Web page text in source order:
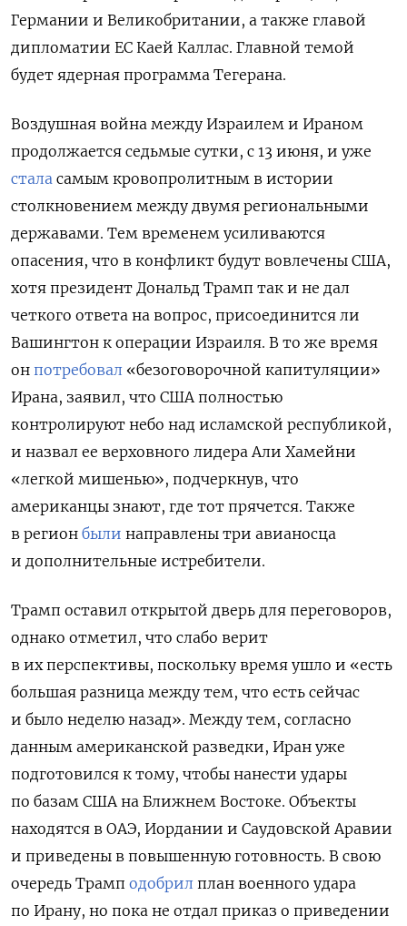
Германии и Великобритании, а также главой
дипломатии ЕС Каей Каллас. Главной темой
будет ядерная программа Тегерана.
Воздушная война между Израилем и Ираном
продолжается седьмые сутки, с 13 июня, и уже
стала самым кровопролитным в истории
столкновением между двумя региональными
державами. Тем временем усиливаются
опасения, что в конфликт будут вовлечены США,
хотя президент Дональд Трамп так и не дал
четкого ответа на вопрос, присоединится ли
Вашингтон к операции Израиля. В то же время
он потребовал «безоговорочной капитуляции»
Ирана, заявил, что США полностью
контролируют небо над исламской республикой,
и назвал ее верховного лидера Али Хамейни
«легкой мишенью», подчеркнув, что
американцы знают, где тот прячется. Также
в регион были направлены три авианосца
и дополнительные истребители.
Трамп оставил открытой дверь для переговоров,
однако отметил, что слабо верит
в их перспективы, поскольку время ушло и «есть
большая разница между тем, что есть сейчас
и было неделю назад». Между тем, согласно
данным американской разведки, Иран уже
подготовился к тому, чтобы нанести удары
по базам США на Ближнем Востоке. Объекты
находятся в ОАЭ, Иордании и Саудовской Аравии
и приведены в повышенную готовность. В свою
очередь Трамп одобрил план военного удара
по Ирану, но пока не отдал приказ о приведении